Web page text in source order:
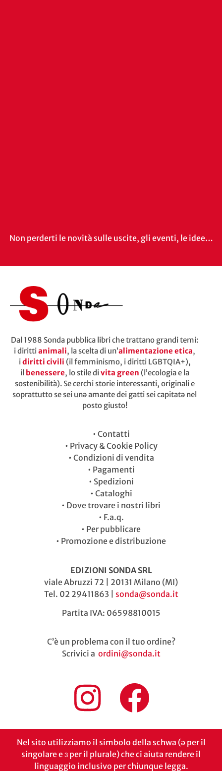
Non perderti le novità sulle uscite, gli eventi, le idee…
Dal 1988 Sonda pubblica libri che trattano grandi temi:
i dirittianimali, la scelta di un’alimentazione etica,
idiritti civili (il femminismo, i diritti LGBTQIA+),
il benessere, lo stile divita green (l’ecologia e la
sostenibilità). Se cerchi storie interessanti, originali e
soprattutto se sei unə amante dei gatti sei capitatə nel
posto giusto!
• Contatti
• Privacy & Cookie Policy
• Condizioni di vendita
• Pagamenti
• Spedizioni
• Cataloghi
• Dove trovare i nostri libri
• F.a.q.
• Per pubblicare
• Promozione e distribuzione
EDIZIONI SONDA SRL
viale Abruzzi 72 | 20131 Milano (MI)
Tel. 02 29411863 | sonda@sonda.it
Partita IVA: 06598810015
C’è un problema con il tuo ordine?
Scrivici a ordini@sonda.it
Nel sito utilizziamo il simbolo della schwa (ə per il
singolare e ɜ per il plurale) che ci aiuta rendere il
linguaggio inclusivo per chiunque legga.